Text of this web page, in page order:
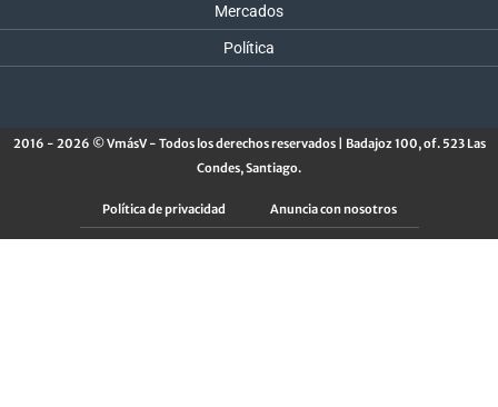
Mercados
Política
2016 - 2026 © VmásV - Todos los derechos reservados | Badajoz 100, of. 523 Las
Condes, Santiago.
Política de privacidad Anuncia con nosotros